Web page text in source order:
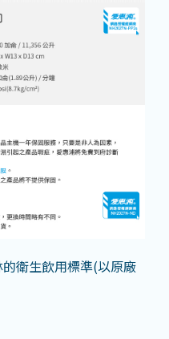
衛生飲用標準(以原廠